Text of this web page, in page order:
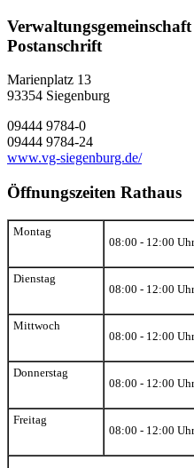
Postanschrift
Marienplatz 13
93354 Siegenburg
09444 9784-0
09444 9784-24
www.vg-siegenburg.de/
Öffnungszeiten Rathaus
Montag
08:00 - 12:00 Uhr
Dienstag
08:00 - 12:00 Uhr
Mittwoch
08:00 - 12:00 Uhr
Donnerstag
08:00 - 12:00 Uhr
Freitag
08:00 - 12:00 Uhr